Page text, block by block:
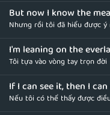
But now I know the
Nhưng rồi tôi đã hiểu được
I'm leaning on the
Tôi tựa vào vòng tay trọn đời
If I can see it, then I
Nếu tôi có thể thấy được